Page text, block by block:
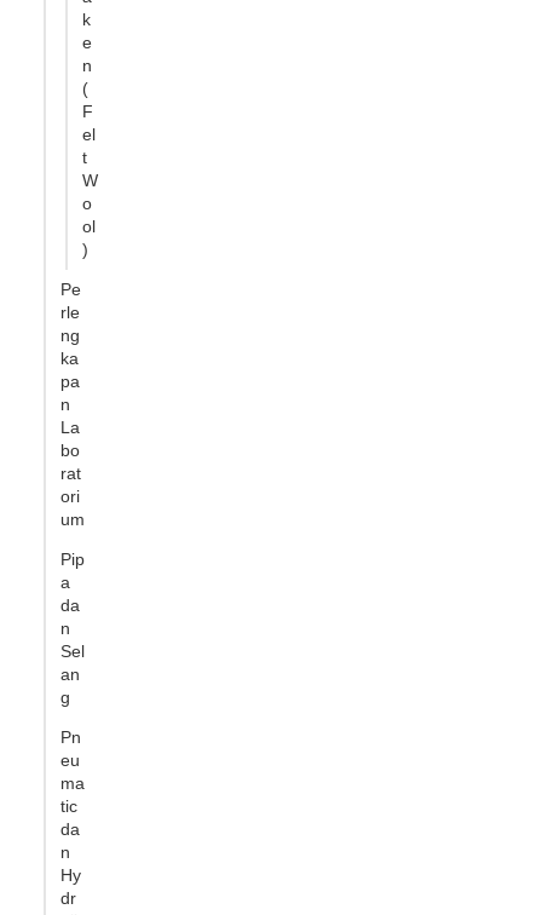
k
e
n
(
F
el
t
W
o
ol
)
Pe
rle
ng
ka
pa
n
La
bo
rat
ori
um
Pip
a
da
n
Sel
an
g
Pn
eu
ma
tic
da
n
Hy
dr